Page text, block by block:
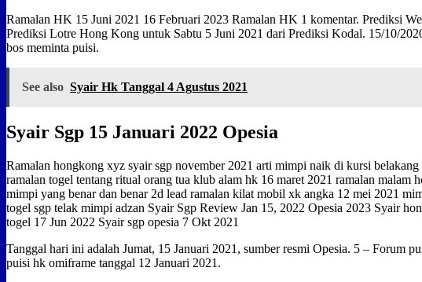
Ramalan HK 15 Juni 2021 16 Februari 2023 Ramalan HK 1 komentar. Prediksi
Prediksi Lotre Hong Kong untuk Sabtu 5 Juni 2021 dari Prediksi Kodal. 15/10/
bos meminta puisi.
See also Syair Hk Tanggal 4 Agustus 2021
Syair Sgp 15 Januari 2022 Opesia
Ramalan hongkong xyz syair sgp november 2021 arti mimpi naik di kursi
ramalan togel tentang ritual orang tua klub alam hk 16 maret 2021 ramalan malam
mimpi yang benar dan benar 2d lead ramalan kilat mobil xk angka 12 mei 2021
togel sgp telak mimpi adzan Syair Sgp Review Jan 15, 2022 Opesia 2023 Syair
togel 17 Jun 2022 Syair sgp opesia 7 Okt 2021
Tanggal hari ini adalah Jumat, 15 Januari 2021, sumber resmi Opesia. 5 – Forum
puisi hk omiframe tanggal 12 Januari 2021.